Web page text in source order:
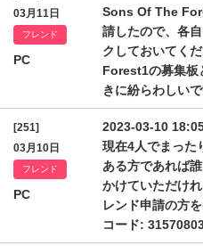
03月11日
フレンド
PC
Sons Of The
請したので、各
クしておいてく
Forest1の募集板
きに紛らわしいで
[251]
03月10日
フレンド
PC
2023-03-10
現在4人でまった
ある方であれば
かけていただけ
レンド申請の方
コード: